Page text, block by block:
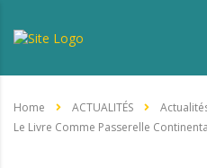
Home ACTUALITÉS
Le Livre Comme Passerelle